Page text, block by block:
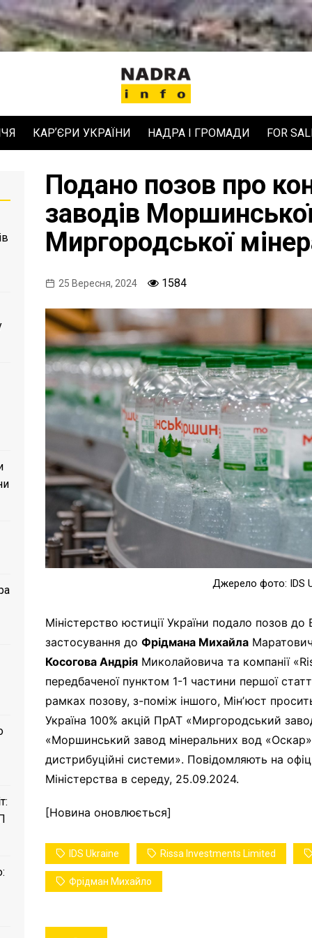
КАРʼЄРИ УКРАЇНИ НАДРА І ГРОМАДИ FOR
Подано позов про
заводів
Миргородської
25 Вересня, 2024 1584
Джерело фото: IDS
Міністерство юстиції України подало позов
застосування доФрідмана Михайла
Косогова Андрія Миколайовича та компанії
передбаченої пунктом 1-1 частини першої
рамках позову, з-поміж іншого, Мінʼюст
Україна 100% акцій ПрАТ «Миргородський
«Моршинський завод мінеральних вод
дистрибуційні системи». Повідомляють на
Міністерства в середу, 25.09.2024.
[Новина оновлюється]
IDS Ukraine Rissa Investments Limited
Фрідман Михайло